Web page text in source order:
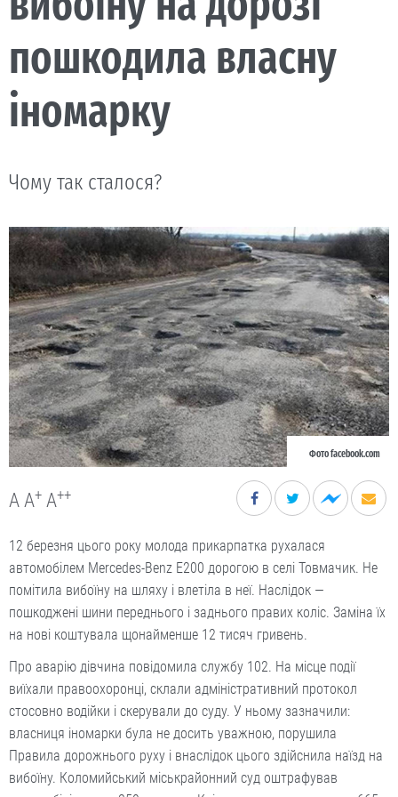
пошкодила власну
іномарку
Чому так сталося?
Фото facebook.com
A A+ A++
12 березня цього року молода прикарпатка рухалася
автомобілем Mercedes-Benz E200 дорогою в селі Товмачик. Не
помітила вибоїну на шляху і влетіла в неї. Наслідок —
пошкоджені шини переднього і заднього правих коліс. Заміна їх
на нові коштувала щонайменше 12 тисяч гривень.
Про аварію дівчина повідомила службу 102. На місце події
виїхали правоохоронці, склали адміністративний протокол
стосовно водійки і скерували до суду. У ньому зазначили:
власниця іномарки була не досить уважною, порушила
Правила дорожнього руху і внаслідок цього здійснила наїзд на
вибоїну. Коломийський міськрайонний суд оштрафував